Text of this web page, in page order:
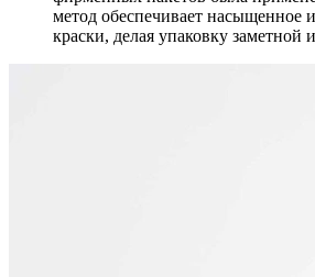
метод обеспечивает насыщенное
краски, делая упаковку заметной